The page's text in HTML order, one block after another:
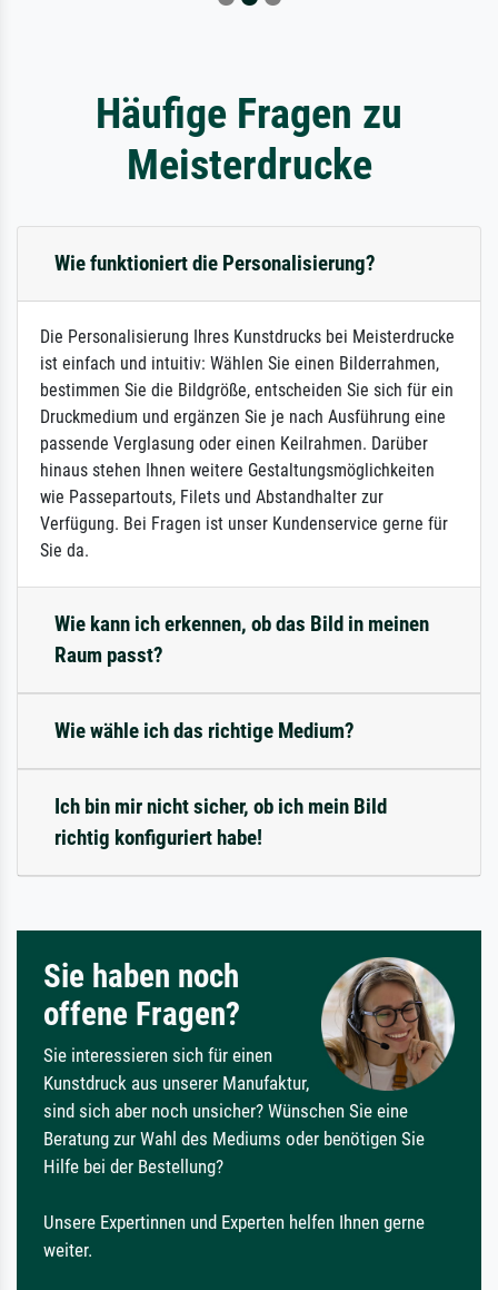
Häufige Fragen zu
Meisterdrucke
Wie funktioniert die Personalisierung?
Die Personalisierung Ihres Kunstdrucks bei Meisterdrucke
ist einfach und intuitiv: Wählen Sie einen Bilderrahmen,
bestimmen Sie die Bildgröße, entscheiden Sie sich für ein
Druckmedium und ergänzen Sie je nach Ausführung eine
passende Verglasung oder einen Keilrahmen. Darüber
hinaus stehen Ihnen weitere Gestaltungsmöglichkeiten
wie Passepartouts, Filets und Abstandhalter zur
Verfügung. Bei Fragen ist unser Kundenservice gerne für
Sie da.
Wie kann ich erkennen, ob das Bild in meinen
Raum passt?
Wie wähle ich das richtige Medium?
Ich bin mir nicht sicher, ob ich mein Bild
richtig konfiguriert habe!
Sie haben noch
offene Fragen?
Sie interessieren sich für einen
Kunstdruck aus unserer Manufaktur,
sind sich aber noch unsicher? Wünschen Sie eine
Beratung zur Wahl des Mediums oder benötigen Sie
Hilfe bei der Bestellung?
Unsere Expertinnen und Experten helfen Ihnen gerne
weiter.